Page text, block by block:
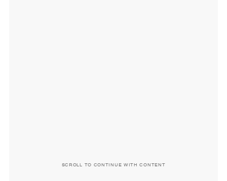
SCROLL TO CONTINUE WITH CONTENT